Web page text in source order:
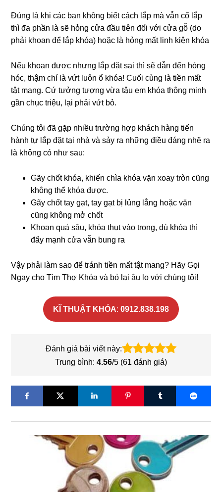
Đúng là khi các bạn không biết cách lắp mà vẫn cố lắp
thì đa phần là sẽ hỏng cửa đầu tiên đối với cửa gỗ (do
phải khoan để lắp khóa) hoặc là hỏng mất linh kiện khóa
Nếu khoan được nhưng lắp đặt sai thì sẽ dẫn đến hỏng
hóc, thậm chí là vứt luôn ổ khóa! Cuối cùng là tiền mất
tật mang. Cứ tưởng tượng vừa tậu em khóa thông minh
gần chục triệu, lại phải vứt bỏ.
Chúng tôi đã gặp nhiều trường hợp khách hàng tiến
hành tự lắp đặt tại nhà và sảy ra những điều đáng nhẽ ra
là không có như sau:
Gãy chốt khóa, khiến chìa khóa vặn xoay tròn cũng
không thể khóa được.
Gãy chốt tay gạt, tay gạt bị lủng lẳng hoặc vặn
cũng không mở chốt
Khoan quá sâu, khóa thụt vào trong, dù khóa thì
đẩy mạnh cửa vẫn bung ra
Vậy phải làm sao để tránh tiền mất tật mang? Hãy Gọi
Ngay cho Tìm Thợ Khóa và bỏ lại âu lo với chúng tôi!
KĨ THUẬT KHÓA: 0912.838.198
Đánh giá bài viết này:
Trung bình: 4.56/5 (61 đánh giá)